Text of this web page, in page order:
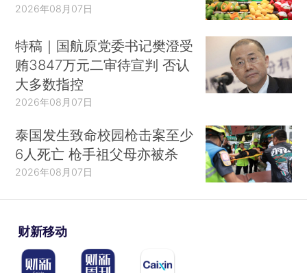
2026年08月07日
特稿｜国航原党委书记樊澄受
贿3847万元二审待宣判 否认
大多数指控
2026年08月07日
泰国发生致命校园枪击案至少
6人死亡 枪手祖父母亦被杀
2026年08月07日
财新移动